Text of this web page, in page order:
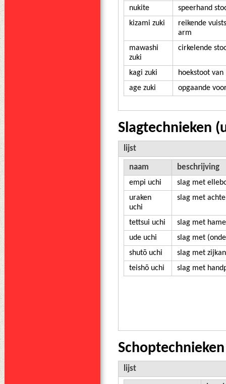
nukite
speerhand
kizami zuki
reikende
arm
mawashi
zuki
cirkelende
kagi zuki
hoekstoot van
age zuki
opgaande
Slagtechnieken
lijst
naam beschrijving
empi uchi
slag met
uraken
uchi
slag met
tettsui uchi
slag met
ude uchi
slag met
shutō uchi
slag met
teishō uchi
slag met
lijst